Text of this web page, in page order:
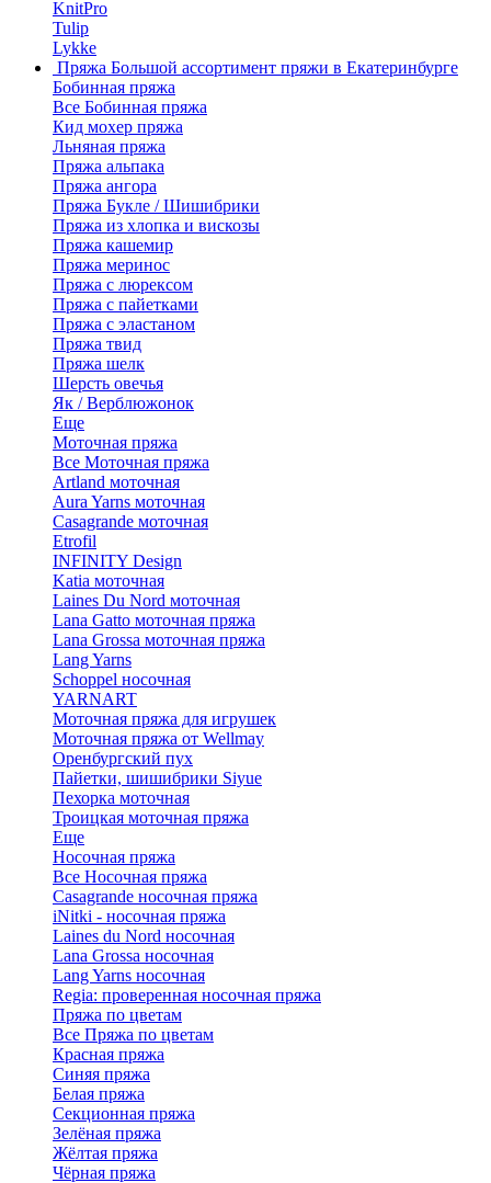
KnitPro
Tulip
Lykke
Пряжа Большой ассортимент пряжи в Екатеринбурге
Бобинная пряжа
Все Бобинная пряжа
Кид мохер пряжа
Льняная пряжа
Пряжа альпака
Пряжа ангора
Пряжа Букле / Шишибрики
Пряжа из хлопка и вискозы
Пряжа кашемир
Пряжа меринос
Пряжа с люрексом
Пряжа с пайетками
Пряжа с эластаном
Пряжа твид
Пряжа шелк
Шерсть овечья
Як / Верблюжонок
Еще
Моточная пряжа
Все Моточная пряжа
Artland моточная
Aura Yarns моточная
Casagrande моточная
Etrofil
INFINITY Design
Katia моточная
Laines Du Nord моточная
Lana Gatto моточная пряжа
Lana Grossa моточная пряжа
Lang Yarns
Schoppel носочная
YARNART
Моточная пряжа для игрушек
Моточная пряжа от Wellmay
Оренбургский пух
Пайетки, шишибрики Siyue
Пехорка моточная
Троицкая моточная пряжа
Еще
Носочная пряжа
Все Носочная пряжа
Casagrande носочная пряжа
iNitki - носочная пряжа
Laines du Nord носочная
Lana Grossa носочная
Lang Yarns носочная
Regia: проверенная носочная пряжа
Пряжа по цветам
Все Пряжа по цветам
Красная пряжа
Синяя пряжа
Белая пряжа
Секционная пряжа
Зелёная пряжа
Жёлтая пряжа
Чёрная пряжа